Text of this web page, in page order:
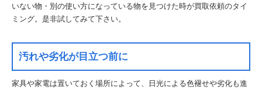
いない物・別の使い方になっている物を見つけた時が買取依頼のタイ
ミング。是非試してみて下さい。
汚れや劣化が目立つ前に
家具や家電は置いておく場所によって、日光による色褪せや劣化も進